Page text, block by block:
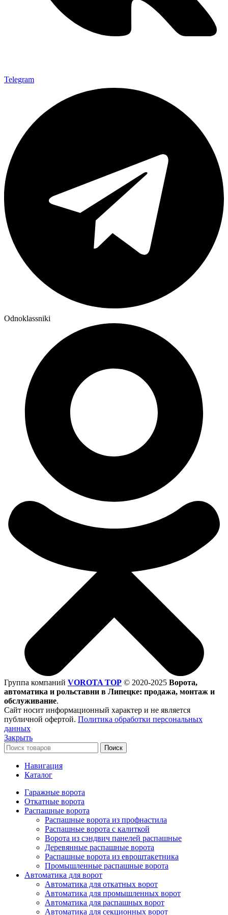
Telegram
Odnoklassniki
Группа компаний VOROTA TOP © 2020-2025 Ворота,
автоматика и рольставни в Липецке: продажа, монтаж и
обслуживание.
Сайт носит информационный характер и не является
публичной офертой. Политика обработки персональных
данных
Закрыть
Поиск
Навигация
Каталог
Гаражные ворота
Откатные ворота
Распашные ворота
Распашные ворота из профнастила
Распашные ворота с калиткой
Ворота из сэндвич панелей распашные
Деревянные распашные ворота
Распашные ворота из евроштакетника
Промышленные распашные ворота
Автоматика для ворот
Автоматика для откатных ворот
Автоматика для промышленных ворот
Автоматика для распашных ворот
Автоматика для секционных ворот